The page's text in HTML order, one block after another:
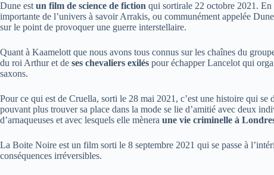
Dune est un film de science de fiction qui sortirale 22 octobre 2021.
importante de l’univers à savoir Arrakis, ou communément appelée
sur le point de provoquer une guerre interstellaire.
Quant à Kaamelott que nous avons tous connus sur les chaînes du
du roi Arthur et de ses chevaliers exilés pour échapper Lancelot qui
saxons.
Pour ce qui est de Cruella, sorti le 28 mai 2021, c’est une histoire qui
pouvant plus trouver sa place dans la mode se lie d’amitié avec deux
d’arnaqueuses et avec lesquels elle mènera une vie criminelle à
La Boite Noire est un film sorti le 8 septembre 2021 qui se passe à
conséquences irréversibles.